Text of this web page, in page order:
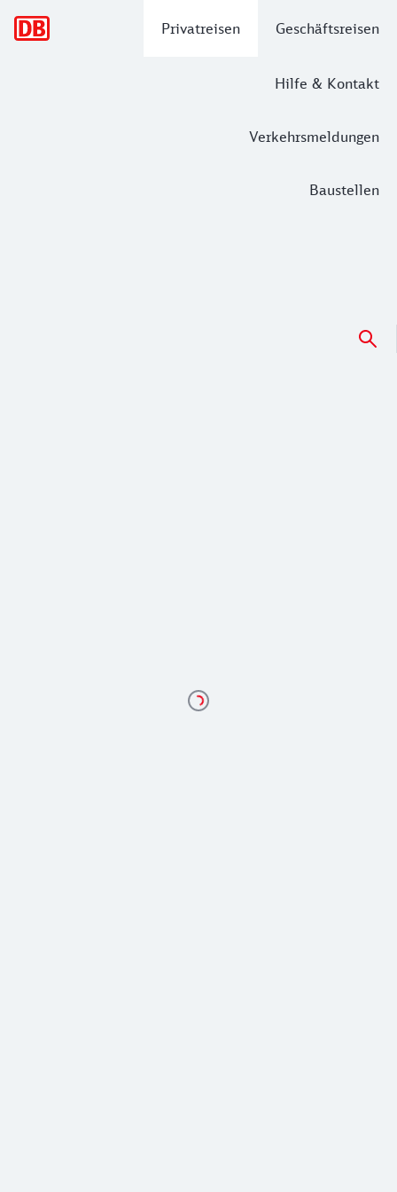
Privatreisen Geschäftsreisen
Hilfe & Kontakt
Verkehrsmeldungen
Baustellen